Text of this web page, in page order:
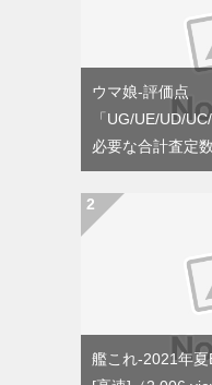
ウマ娘-評価点
「UG/UE/UD/
必要な合計査定
艦これ-2021年